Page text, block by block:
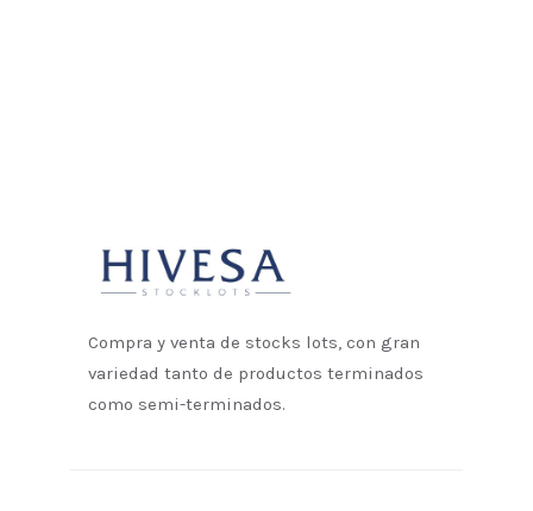
Compra y venta de stocks lots, con gran
variedad tanto de productos terminados
como semi-terminados.